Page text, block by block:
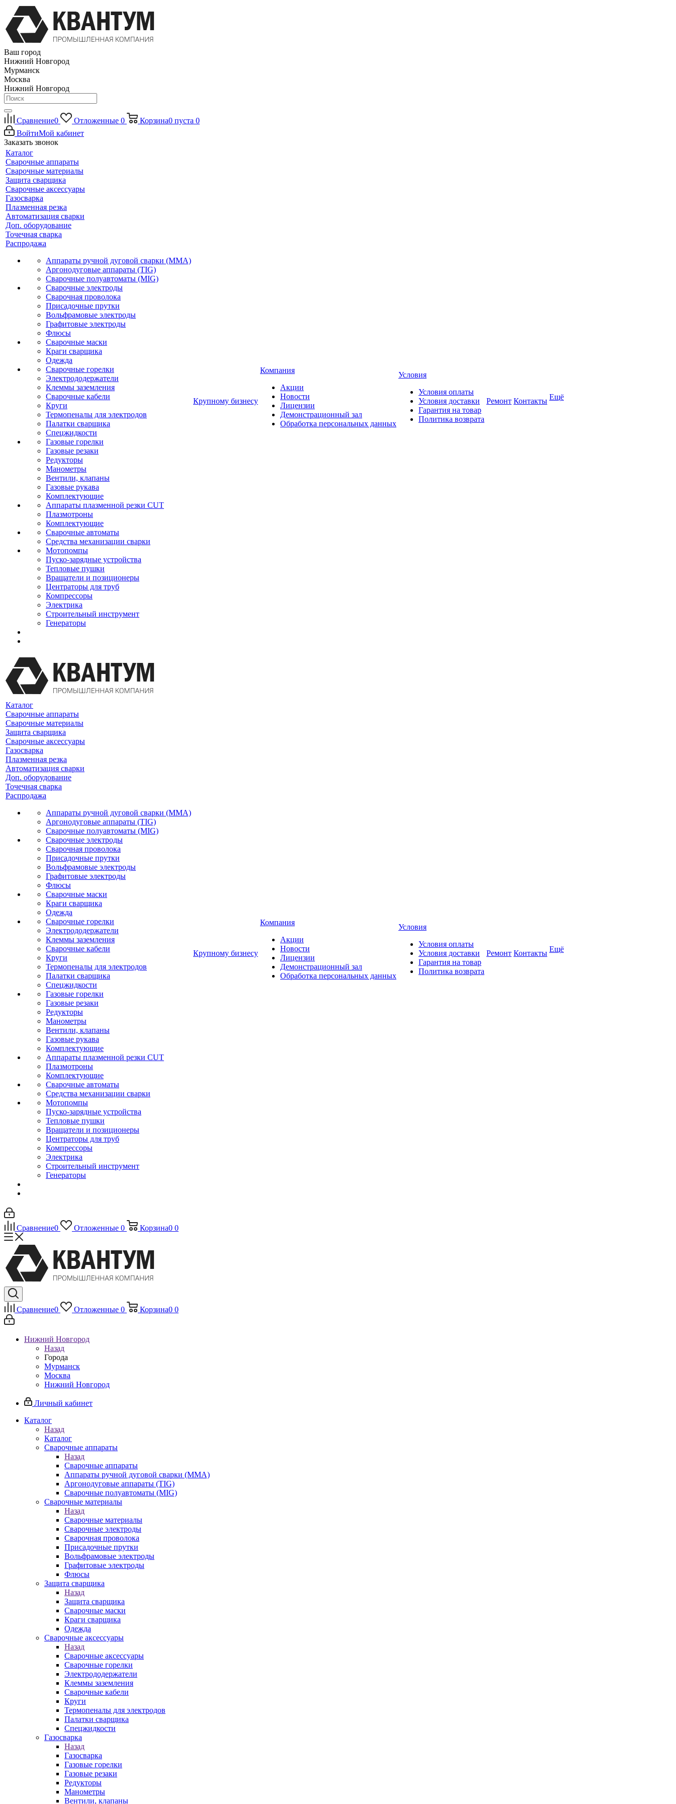
Ваш город
Нижний Новгород
Мурманск
Москва
Нижний Новгород
Сравнение0 Отложенные 0 Корзина0 пуста 0
ВойтиМой кабинет
Заказать звонок
Каталог
Сварочные аппараты
Сварочные материалы
Защита сварщика
Сварочные аксессуары
Газосварка
Плазменная резка
Автоматизация сварки
Доп. оборудование
Точечная сварка
Распродажа
Аппараты ручной дуговой сварки (MMA)
Аргонодуговые аппараты (TIG)
Сварочные полуавтоматы (MIG)
Сварочные электроды
Сварочная проволока
Присадочные прутки
Вольфрамовые электроды
Графитовые электроды
Флюсы
Сварочные маски
Краги сварщика
Одежда
Сварочные горелки
Электрододержатели
Клеммы заземления
Сварочные кабели
Круги
Термопеналы для электродов
Палатки сварщика
Спецжидкости
Газовые горелки
Газовые резаки
Редукторы
Манометры
Вентили, клапаны
Газовые рукава
Комплектующие
Аппараты плазменной резки CUT
Плазмотроны
Комплектующие
Сварочные автоматы
Средства механизации сварки
Мотопомпы
Пуско-зарядные устройства
Тепловые пушки
Вращатели и позиционеры
Центраторы для труб
Компрессоры
Электрика
Строительный инструмент
Генераторы
Крупному бизнесу
Компания
Акции
Новости
Лицензии
Демонстрационный зал
Обработка персональных данных
Условия
Условия оплаты
Условия доставки
Гарантия на товар
Политика возврата
Ремонт Контакты Ещё
Каталог
Сварочные аппараты
Сварочные материалы
Защита сварщика
Сварочные аксессуары
Газосварка
Плазменная резка
Автоматизация сварки
Доп. оборудование
Точечная сварка
Распродажа
Аппараты ручной дуговой сварки (MMA)
Аргонодуговые аппараты (TIG)
Сварочные полуавтоматы (MIG)
Сварочные электроды
Сварочная проволока
Присадочные прутки
Вольфрамовые электроды
Графитовые электроды
Флюсы
Сварочные маски
Краги сварщика
Одежда
Сварочные горелки
Электрододержатели
Клеммы заземления
Сварочные кабели
Круги
Термопеналы для электродов
Палатки сварщика
Спецжидкости
Газовые горелки
Газовые резаки
Редукторы
Манометры
Вентили, клапаны
Газовые рукава
Комплектующие
Аппараты плазменной резки CUT
Плазмотроны
Комплектующие
Сварочные автоматы
Средства механизации сварки
Мотопомпы
Пуско-зарядные устройства
Тепловые пушки
Вращатели и позиционеры
Центраторы для труб
Компрессоры
Электрика
Строительный инструмент
Генераторы
Крупному бизнесу
Компания
Акции
Новости
Лицензии
Демонстрационный зал
Обработка персональных данных
Условия
Условия оплаты
Условия доставки
Гарантия на товар
Политика возврата
Ремонт Контакты Ещё
Сравнение0 Отложенные 0 Корзина0 0
Сравнение0 Отложенные 0 Корзина0 0
Нижний Новгород
Назад
Города
Мурманск
Москва
Нижний Новгород
Личный кабинет
Каталог
Назад
Каталог
Сварочные аппараты
Назад
Сварочные аппараты
Аппараты ручной дуговой сварки (MMA)
Аргонодуговые аппараты (TIG)
Сварочные полуавтоматы (MIG)
Сварочные материалы
Назад
Сварочные материалы
Сварочные электроды
Сварочная проволока
Присадочные прутки
Вольфрамовые электроды
Графитовые электроды
Флюсы
Защита сварщика
Назад
Защита сварщика
Сварочные маски
Краги сварщика
Одежда
Сварочные аксессуары
Назад
Сварочные аксессуары
Сварочные горелки
Электрододержатели
Клеммы заземления
Сварочные кабели
Круги
Термопеналы для электродов
Палатки сварщика
Спецжидкости
Газосварка
Назад
Газосварка
Газовые горелки
Газовые резаки
Редукторы
Манометры
Вентили, клапаны